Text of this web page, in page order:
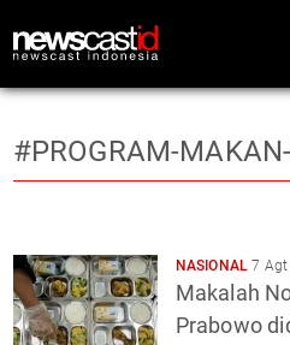
Gaya Hidup
Games
#PROGRAM-
NASIONAL 7 Agt
Makalah
Prabowo